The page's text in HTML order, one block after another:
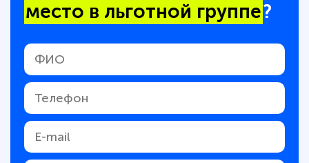
место в льготной группе?